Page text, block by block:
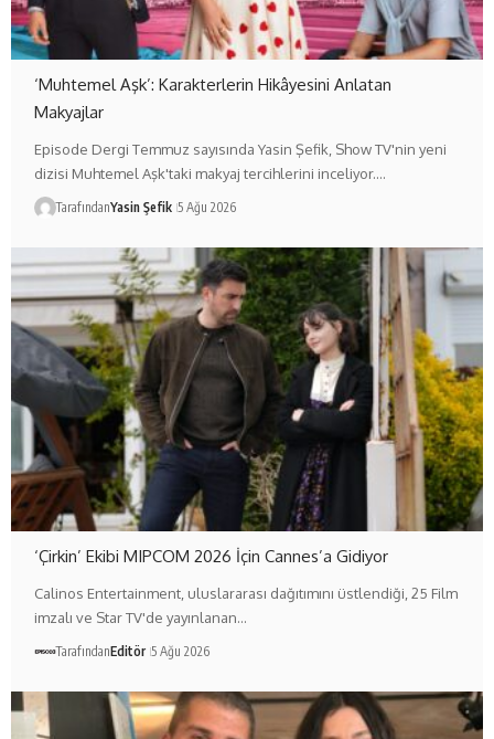
‘Muhtemel Aşk’: Karakterlerin Hikâyesini Anlatan
Makyajlar
Episode Dergi Temmuz sayısında Yasin Şefik, Show TV'nin yeni
dizisi Muhtemel Aşk'taki makyaj tercihlerini inceliyor.…
TarafındanYasin Şefik 5 Ağu 2026
‘Çirkin’ Ekibi MIPCOM 2026 İçin Cannes’a Gidiyor
Calinos Entertainment, uluslararası dağıtımını üstlendiği, 25 Film
imzalı ve Star TV'de yayınlanan…
TarafındanEditör 5 Ağu 2026